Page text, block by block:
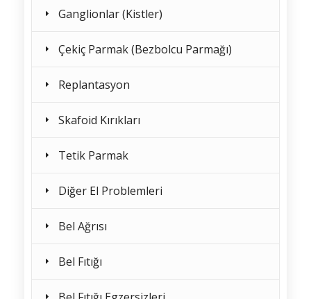
Ganglionlar (Kistler)
Çekiç Parmak (Bezbolcu Parmağı)
Replantasyon
Skafoid Kırıkları
Tetik Parmak
Diğer El Problemleri
Bel Ağrısı
Bel Fıtığı